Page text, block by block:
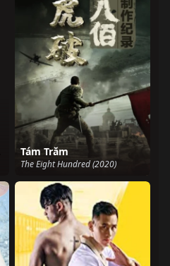
Tám Trăm
The Eight Hundred (2020)